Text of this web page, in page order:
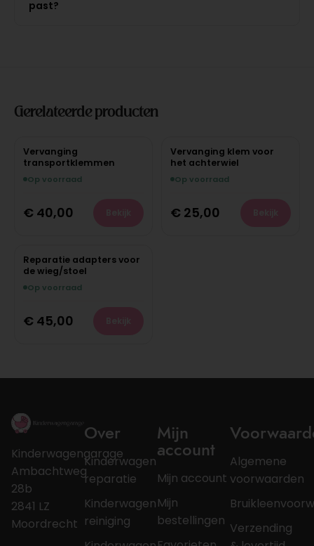
past?
Gerelateerde producten
Vervanging
transportklemmen
Op voorraad
€ 40,00
Vervanging klem voor
het achterwiel
Op voorraad
€ 25,00
Reparatie adapters voor
de wieg/stoel
Op voorraad
€ 45,00
Kinderwagengarage
Ambachtweg
28b
2841 LZ
Moordrecht
Over
Kinderwagen
reparatie
Kinderwagen
reiniging
Mijn
account
Mijn account
Mijn
bestellingen
Algemene
voorwaarden
Verzending